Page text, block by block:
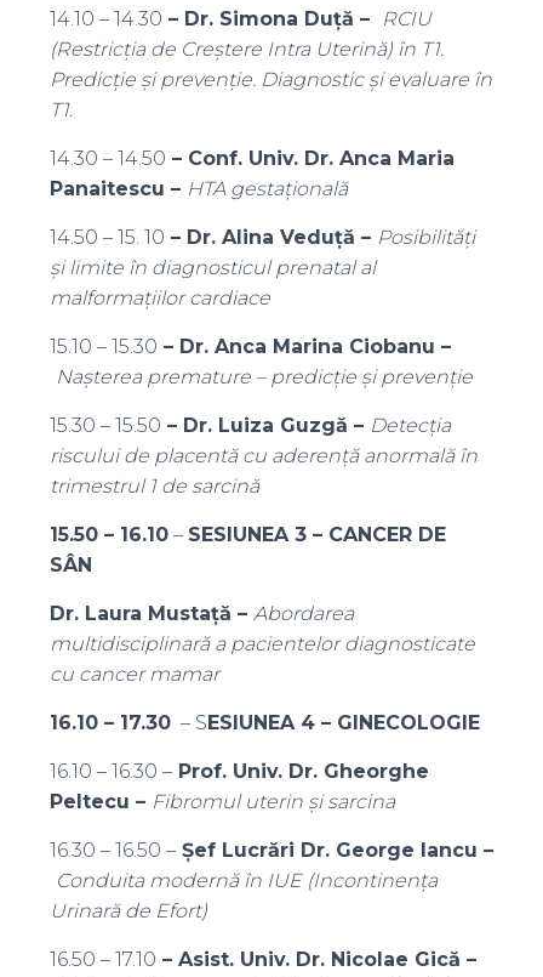
14.10 – 14.30 – Dr. Simona Duță –
RCIU
(Restricția de Creștere Intra Uterină) în T1.
Predicție și prevenție. Diagnostic și evaluare în
T1.
14.30 – 14.50 – Conf. Univ. Dr. Anca Maria
Panaitescu – HTA gestațională
14.50 – 15. 10 – Dr. Alina Veduță – Posibilități
și limite în diagnosticul prenatal al
malformațiilor cardiace
15.10 – 15.30 – Dr. Anca Marina Ciobanu –
Nașterea premature – predicție și prevenție
15.30 – 15.50 – Dr. Luiza Guzgă – Detecția
riscului de placentă cu aderență anormală în
trimestrul 1 de sarcină
15.50 – 16.10 – SESIUNEA 3 – CANCER DE
SÂN
Dr. Laura Mustață – Abordarea
multidisciplinară a pacientelor diagnosticate
cu cancer mamar
16.10 – 17.30 – S ESIUNEA 4 – GINECOLOGIE
16.10 – 16.30 – Prof. Univ. Dr. Gheorghe
Peltecu – Fibromul uterin și sarcina
16.30 – 16.50 – Șef Lucrări Dr. George Iancu –
Conduita modernă în IUE (Incontinența
Urinară de Efort)
16.50 – 17.10 – Asist. Univ. Dr. Nicolae Gică –